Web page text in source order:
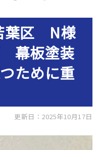
葉区 N様
幕板塗装
ために重
更新日：2025年10月17日